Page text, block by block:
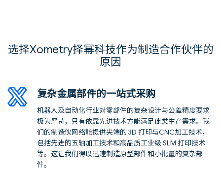
选择Xometry择幂科技作为制造合作伙伴的
原因
复杂金属部件的一站式采购
机器人及自动化行业对零部件的复杂设计与公差精度要求
极为严苛，只有依靠先进技术方能满足此类生产需求。我
们的制造伙网络能提供尖端的 3D 打印与CNC加工技术，
包括先进的五轴加工技术和高品质工业级 SLM 打印技术
等。这让我们得以迅速制造原型部件和小批量的复杂部
件。